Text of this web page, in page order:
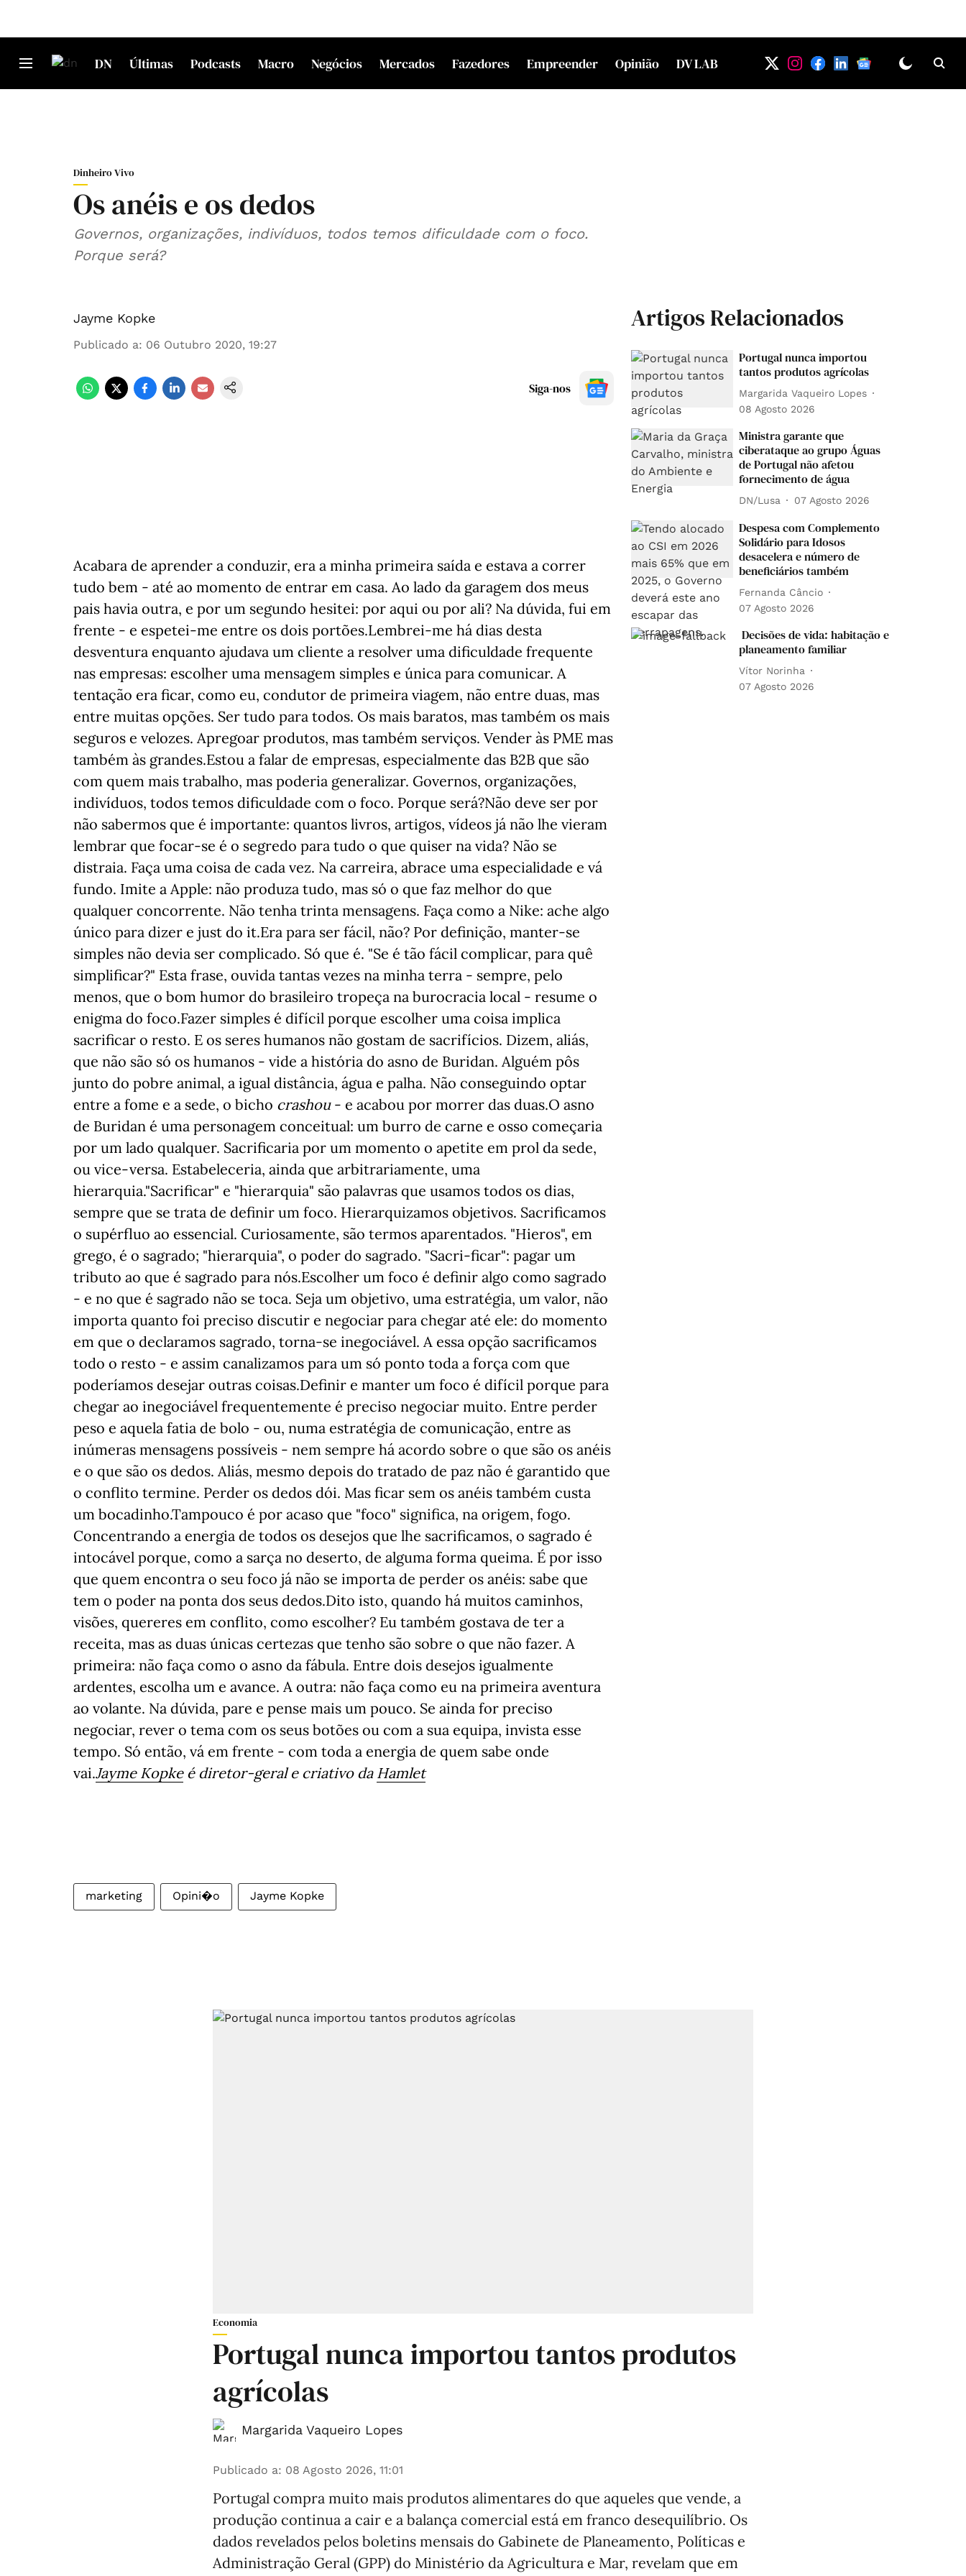
DN Últimas Podcasts Macro Negócios Mercados Fazedores Empreender Opinião DV LAB
Dinheiro Vivo
Os anéis e os dedos
Governos, organizações, indivíduos, todos temos dificuldade com o foco.
Porque será?
Jayme Kopke
Publicado a: 06 Outubro 2020, 19:27
Siga-nos
Acabara de aprender a conduzir, era a minha primeira saída e estava a correr
tudo bem - até ao momento de entrar em casa. Ao lado da garagem dos meus
pais havia outra, e por um segundo hesitei: por aqui ou por ali? Na dúvida, fui em
frente - e espetei-me entre os dois portões.Lembrei-me há dias desta
desventura enquanto ajudava um cliente a resolver uma dificuldade frequente
nas empresas: escolher uma mensagem simples e única para comunicar. A
tentação era ficar, como eu, condutor de primeira viagem, não entre duas, mas
entre muitas opções. Ser tudo para todos. Os mais baratos, mas também os mais
seguros e velozes. Apregoar produtos, mas também serviços. Vender às PME mas
também às grandes.Estou a falar de empresas, especialmente das B2B que são
com quem mais trabalho, mas poderia generalizar. Governos, organizações,
indivíduos, todos temos dificuldade com o foco. Porque será?Não deve ser por
não sabermos que é importante: quantos livros, artigos, vídeos já não lhe vieram
lembrar que focar-se é o segredo para tudo o que quiser na vida? Não se
distraia. Faça uma coisa de cada vez. Na carreira, abrace uma especialidade e vá
fundo. Imite a Apple: não produza tudo, mas só o que faz melhor do que
qualquer concorrente. Não tenha trinta mensagens. Faça como a Nike: ache algo
único para dizer e just do it.Era para ser fácil, não? Por definição, manter-se
simples não devia ser complicado. Só que é. "Se é tão fácil complicar, para quê
simplificar?" Esta frase, ouvida tantas vezes na minha terra - sempre, pelo
menos, que o bom humor do brasileiro tropeça na burocracia local - resume o
enigma do foco.Fazer simples é difícil porque escolher uma coisa implica
sacrificar o resto. E os seres humanos não gostam de sacrifícios. Dizem, aliás,
que não são só os humanos - vide a história do asno de Buridan. Alguém pôs
junto do pobre animal, a igual distância, água e palha. Não conseguindo optar
entre a fome e a sede, o bicho crashou- e acabou por morrer das duas.O asno
de Buridan é uma personagem conceitual: um burro de carne e osso começaria
por um lado qualquer. Sacrificaria por um momento o apetite em prol da sede,
ou vice-versa. Estabeleceria, ainda que arbitrariamente, uma
hierarquia."Sacrificar" e "hierarquia" são palavras que usamos todos os dias,
sempre que se trata de definir um foco. Hierarquizamos objetivos. Sacrificamos
o supérfluo ao essencial. Curiosamente, são termos aparentados. "Hieros", em
grego, é o sagrado; "hierarquia", o poder do sagrado. "Sacri-ficar": pagar um
tributo ao que é sagrado para nós.Escolher um foco é definir algo como sagrado
- e no que é sagrado não se toca. Seja um objetivo, uma estratégia, um valor, não
importa quanto foi preciso discutir e negociar para chegar até ele: do momento
em que o declaramos sagrado, torna-se inegociável. A essa opção sacrificamos
todo o resto - e assim canalizamos para um só ponto toda a força com que
poderíamos desejar outras coisas.Definir e manter um foco é difícil porque para
chegar ao inegociável frequentemente é preciso negociar muito. Entre perder
peso e aquela fatia de bolo - ou, numa estratégia de comunicação, entre as
inúmeras mensagens possíveis - nem sempre há acordo sobre o que são os anéis
e o que são os dedos. Aliás, mesmo depois do tratado de paz não é garantido que
o conflito termine. Perder os dedos dói. Mas ficar sem os anéis também custa
um bocadinho.Tampouco é por acaso que "foco" significa, na origem, fogo.
Concentrando a energia de todos os desejos que lhe sacrificamos, o sagrado é
intocável porque, como a sarça no deserto, de alguma forma queima. É por isso
que quem encontra o seu foco já não se importa de perder os anéis: sabe que
tem o poder na ponta dos seus dedos.Dito isto, quando há muitos caminhos,
visões, quereres em conflito, como escolher? Eu também gostava de ter a
receita, mas as duas únicas certezas que tenho são sobre o que não fazer. A
primeira: não faça como o asno da fábula. Entre dois desejos igualmente
ardentes, escolha um e avance. A outra: não faça como eu na primeira aventura
ao volante. Na dúvida, pare e pense mais um pouco. Se ainda for preciso
negociar, rever o tema com os seus botões ou com a sua equipa, invista esse
tempo. Só então, vá em frente - com toda a energia de quem sabe onde
vai.JaymeKopkeé diretor-geral e criativo da Hamlet
marketing Opini�o Jayme Kopke
Artigos Relacionados
Portugal nunca importou
tantos produtos agrícolas
Margarida Vaqueiro Lopes
08 Agosto 2026
Ministra garante que
ciberataque ao grupo Águas
de Portugal não afetou
fornecimento de água
DN/Lusa 07 Agosto 2026
Despesa com Complemento
Solidário para Idosos
desacelera e número de
beneficiários também
Fernanda Câncio
07 Agosto 2026
Decisões de vida: habitação e
planeamento familiar
Vítor Norinha
07 Agosto 2026
Economia
Portugal nunca importou tantos produtos
agrícolas
Margarida Vaqueiro Lopes
Publicado a: 08 Agosto 2026, 11:01
Portugal compra muito mais produtos alimentares do que aqueles que vende, a
produção continua a cair e a balança comercial está em franco desequilíbrio. Os
dados revelados pelos boletins mensais do Gabinete de Planeamento, Políticas e
Administração Geral (GPP) do Ministério da Agricultura e Mar, revelam que em